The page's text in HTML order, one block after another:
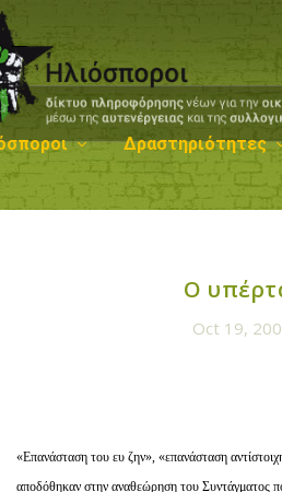
Δραστηριότητες
Ο
Oct 19,
«Επανάσταση του ευ ζην», «επανάσταση
αποδόθηκαν στην αναθεώρηση του Συντάγματος